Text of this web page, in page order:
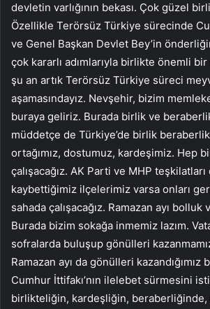
devletin varlığının bekası. Çok güzel
Özellikle Terörsüz Türkiye sürecinde
ve Genel Başkan Devlet Bey’in
çok kararlı adımlarıyla birlikte önemli
şu an artık Terörsüz Türkiye süreci
aşamasındayız. Nevşehir, bizim
buraya geliriz. Burada birlik ve
müddetçe de Türkiye’de birlik
ortağımız, dostumuz, kardeşimiz. Hep
çalışacağız. AK Parti ve MHP
kaybettiğimiz ilçelerimiz varsa onları
sahada çalışacağız. Ramazan ayı bolluk
Burada bizim sokağa inmemiz lazım.
sofralarda buluşup gönülleri
Ramazan ayı da gönülleri kazandığımız
Cumhur İttifakı’nın ilelebet sürmesini
birlikteliğin, kardeşliğin, beraberliğinde,